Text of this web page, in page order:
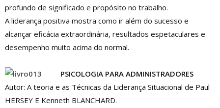
profundo de significado e propósito no trabalho.
A liderança positiva mostra como ir além do sucesso e
alcançar eficácia extraordinária, resultados espetaculares e
desempenho muito acima do normal.
PSICOLOGIA PARA ADMINISTRADORES
Autor: A teoria e as Técnicas da Liderança Situacional de Paul
HERSEY E Kenneth BLANCHARD.